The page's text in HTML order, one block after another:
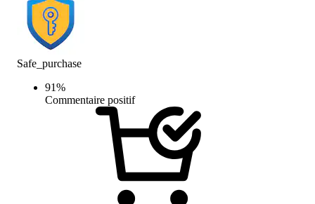
Safe_purchase
91%
Commentaire positif